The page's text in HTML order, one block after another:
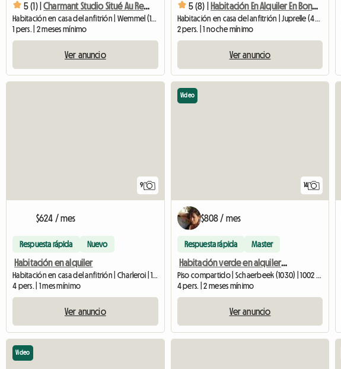
5 (1) | Charmant Studio Situé Au Rez De Chaussée
Habitación en casa del anfitrión | Wemmel (1780) | 25 M2
1 pers. | 2 meses mínimo
Ver anuncio
5 (8) | Habitación En Alquiler En Bonita Finca
Habitación en casa del anfitrión | Juprelle (4453) | 12 M2
2 pers. | 1 noche mínimo
Ver anuncio
9
$624 / mes
Respuesta rápida Nuevo
Habitación en alquiler
Habitación en casa del anfitrión | Charleroi | 18 M2
4 pers. | 1 mes mínimo
Ver anuncio
14
Video
$808 / mes
Respuesta rápida Master
Habitación verde en alquiler en una casa en Bruselas
Piso compartido | Schaerbeek (1030) | 1002 M2
4 pers. | 2 meses mínimo
Ver anuncio
Video